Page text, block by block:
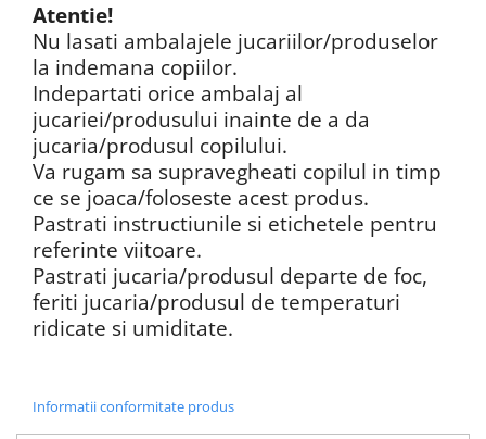
Atentie!
Nu lasati ambalajele jucariilor/produselor
la indemana copiilor.
Indepartati orice ambalaj al
jucariei/produsului inainte de a da
jucaria/produsul copilului.
Va rugam sa supravegheati copilul in timp
ce se joaca/foloseste acest produs.
Pastrati instructiunile si etichetele pentru
referinte viitoare.
Pastrati jucaria/produsul departe de foc,
feriti jucaria/produsul de temperaturi
ridicate si umiditate.
Informatii conformitate produs